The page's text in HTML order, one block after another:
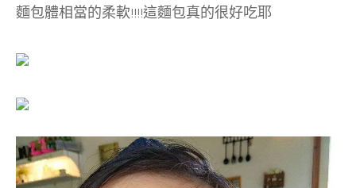
麵包體相當的柔軟!!!!這麵包真的很好吃耶